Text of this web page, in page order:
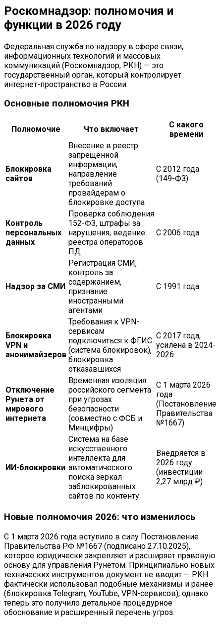
Роскомнадзор: полномочия и
функции в 2026 году
Федеральная служба по надзору в сфере связи,
информационных технологий и массовых
коммуникаций (Роскомнадзор, РКН) — это
государственный орган, который контролирует
интернет-пространство в России.
Основные полномочия РКН
Полномочие Что включает
С какого
времени
Блокировка
сайтов
Внесение в реестр
запрещённой
информации,
направление
требований
провайдерам о
блокировке доступа
С 2012 года
(149-ФЗ)
Контроль
персональных
данных
Проверка соблюдения
152-ФЗ, штрафы за
нарушения, ведение
реестра операторов
ПД
С 2006 года
Надзор за СМИ
Регистрация СМИ,
контроль за
содержанием,
признание
иностранными
агентами
С 1991 года
Блокировка
VPN и
анонимайзеров
Требования к VPN-
сервисам
подключиться к ФГИС
(система блокировок),
блокировка
отказавшихся
С 2017 года,
усилена в 2024-
2026
Отключение
Рунета от
мирового
интернета
Временная изоляция
российского сегмента
при угрозах
безопасности
(совместно с ФСБ и
Минцифры)
С 1 марта 2026
года
(Постановление
Правительства
№1667)
ИИ-блокировки
Система на базе
искусственного
интеллекта для
автоматического
поиска зеркал
заблокированных
сайтов по контенту
Внедряется в
2026 году
(инвестиции
2,27 млрд ₽)
Новые полномочия 2026: что изменилось
С 1 марта 2026 года вступило в силу Постановление
Правительства РФ №1667 (подписано 27.10.2025),
которое юридически закрепляет и расширяет правовую
основу для управления Рунетом. Принципиально новых
технических инструментов документ не вводит — РКН
фактически использовал подобные механизмы и ранее
(блокировка Telegram, YouTube, VPN-сервисов), однако
теперь это получило детальное процедурное
обоснование и расширенный перечень угроз.